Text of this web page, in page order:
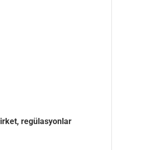
regülasyonlar